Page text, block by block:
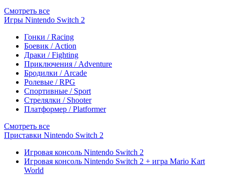
Смотреть все
Игры Nintendo Switch 2
Гонки / Racing
Боевик / Action
Драки / Fighting
Приключения / Adventure
Бродилки / Arcade
Ролевые / RPG
Спортивные / Sport
Стрелялки / Shooter
Платформер / Platformer
Смотреть все
Приставки Nintendo Switch 2
Игровая консоль Nintendo Switch 2
Игровая консоль Nintendo Switch 2 + игра Mario Kart
World